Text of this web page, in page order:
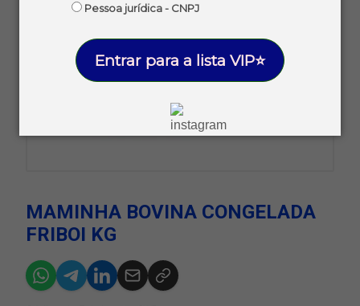
Pessoa jurídica - CNPJ
Entrar para a lista VIP⭐
MAMINHA BOVINA CONGELADA
FRIBOI KG